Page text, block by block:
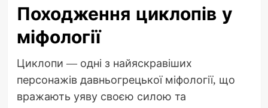
Походження циклопів у
міфології
Циклопи — одні з найяскравіших
персонажів давньогрецької міфології, що
вражають уяву своєю силою та